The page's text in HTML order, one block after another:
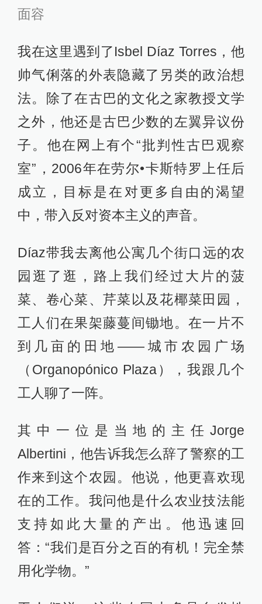
面容
我在这里遇到了Isbel Díaz Torres，他
帅气俐落的外表隐藏了另类的政治想
法。除了在古巴的文化之家教授文学
之外，他还是古巴少数的左翼异议份
子。他在网上有个“批判性古巴观察
室”，2006年在劳尔•卡斯特罗上任后
成立，目标是在对更多自由的渴望
中，带入反对资本主义的声音。
Díaz带我去离他公寓几个街口远的农
园逛了逛，路上我们经过大片的菠
菜、卷心菜、芹菜以及花椰菜田园，
工人们在果架藤蔓间锄地。在一片不
到几亩的田地——城市农园广场
（Organopónico Plaza），我跟几个
工人聊了一阵。
其中一位是当地的主任Jorge
Albertini，他告诉我怎么辞了警察的工
作来到这个农园。他说，他更喜欢现
在的工作。我问他是什么农业技法能
支持如此大量的产出。他迅速回
答：“我们是百分之百的有机！完全禁
用化学物。”